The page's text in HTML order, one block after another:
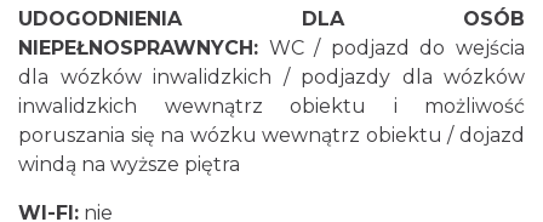
UDOGODNIENIA DLA OSÓB
NIEPEŁNOSPRAWNYCH: WC / podjazd do wejścia
dla wózków inwalidzkich / podjazdy dla wózków
inwalidzkich wewnątrz obiektu i możliwość
poruszania się na wózku wewnątrz obiektu / dojazd
windą na wyższe piętra
WI-FI: nie